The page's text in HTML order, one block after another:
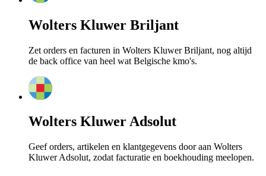
Wolters Kluwer Briljant
Zet orders en facturen in Wolters Kluwer Briljant, nog altijd
de back office van heel wat Belgische kmo's.
Wolters Kluwer Adsolut
Geef orders, artikelen en klantgegevens door aan Wolters
Kluwer Adsolut, zodat facturatie en boekhouding meelopen.